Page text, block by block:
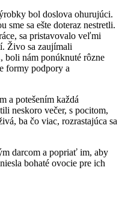
bol doslova ohurujúci.
sme sa ešte doteraz nestretli.
sa pristavovalo veľmi
Živo sa zaujímali
boli nám ponúknuté rôzne
formy podpory a
a potešením každá
neskoro večer, s pocitom,
ba čo viac, rozrastajúca sa
darcom a popriať im, aby
bohaté ovocie pre ich